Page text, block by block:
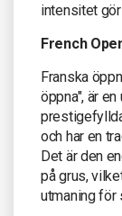
intensitet
French
Franska
öppna", är
och har en
Det är den
på grus,
utmaning för